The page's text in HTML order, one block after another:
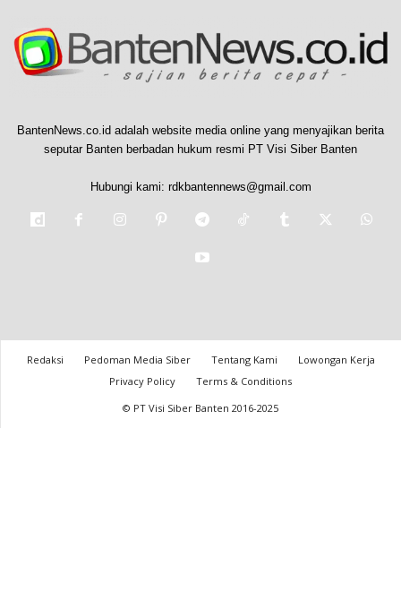
BantenNews.co.id adalah website media online yang menyajikan berita
seputar Banten berbadan hukum resmi PT Visi Siber Banten
Hubungi kami: rdkbantennews@gmail.com
Redaksi Pedoman Media Siber Tentang Kami
Lowongan Kerja
Privacy Policy
Terms & Conditions
© PT Visi Siber Banten 2016-2025